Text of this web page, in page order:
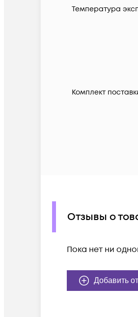
Температура
Комплект
Отзывы о
Пока нет ни
Добавить